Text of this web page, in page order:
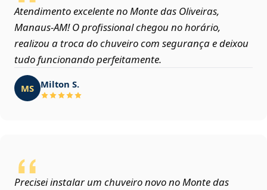
Atendimento excelente no Monte das Oliveiras,
Manaus‑AM! O profissional chegou no horário,
realizou a troca do chuveiro com segurança e deixou
tudo funcionando perfeitamente.
MS Milton S.
Precisei instalar um chuveiro novo no Monte das